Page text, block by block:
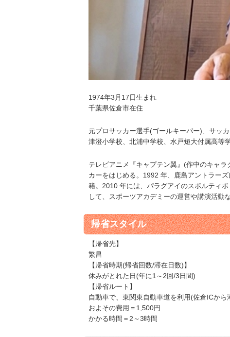
1974年3月17日生まれ
千葉県佐倉市在住
元プロサッカー選手(ゴールキーパー)、サッ
津澄小学校、北浦中学校、水戸短大付属高等
テレビアニメ『キャプテン翼』(作中のキャ
カーをはじめる。1992 年、鹿島アントラー
籍。2010 年には、パラグアイのスポルティ
して、スポーツアカデミーの運営や講演活動
帰省スタイル
【帰省先】
繁昌
【帰省時期(帰省回数/滞在日数)】
休みがとれた日(年に1～2回/3日間)
【帰省ルート】
自動車で、東関東自動車道を利用(佐倉ICから
およその費用＝1,500円
かかる時間＝2～3時間